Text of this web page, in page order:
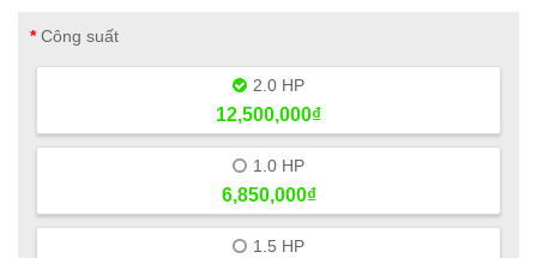
Công suất
2.0 HP
12,500,000₫
1.0 HP
6,850,000₫
1.5 HP